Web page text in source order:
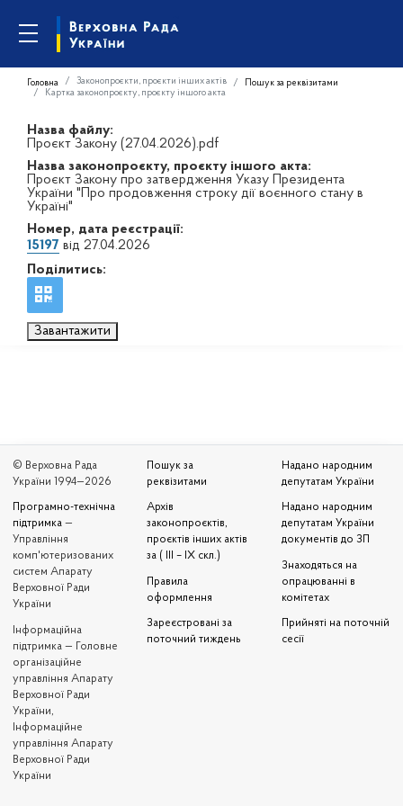
Головна Законопроєкти, проєкти інших актів
Пошук за реквізитами
Картка законопроєкту, проєкту іншого акта
Назва файлу:
Проєкт Закону (27.04.2026).pdf
Назва законопроєкту, проєкту іншого акта:
Проєкт Закону про затвердження Указу Президента
України "Про продовження строку дії воєнного стану в
Україні"
Номер, дата реєстрації:
15197 від 27.04.2026
Поділитись:
Завантажити
© Верховна Рада
України 1994—2026
Програмно-технічна
підтримка —
Управління
комп'ютеризованих
систем Апарату
Верховної Ради
України
Iнформаційна
підтримка — Головне
організаційне
управління Апарату
Верховної Ради
України,
Інформаційне
управління Апарату
Верховної Ради
України
Пошук за
реквізитами
Архів
законопроєктів,
проєктів інших актів
за ( III – IX скл.)
Правила
оформлення
Зареєстровані за
поточний тиждень
Надано народним
депутатам України
Надано народним
депутатам України
документів до ЗП
Знаходяться на
опрацюванні в
комітетах
Прийняті на поточній
сесії